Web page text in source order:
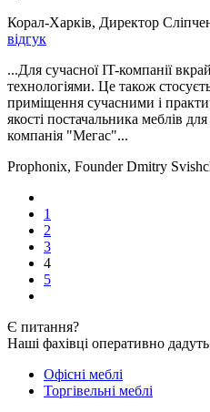
Корал-Харків, Директор
відгук
...Для сучасної IT-компанії
технологіями. Це також
приміщення сучасними і
якості постачальника меблів
компанія "Мегас"...
Prophonix, Founder Dmitry
1
2
3
4
5
Є питання?
Наші фахівці оперативно дадуть
Офісні меблі
Торгівельні меблі